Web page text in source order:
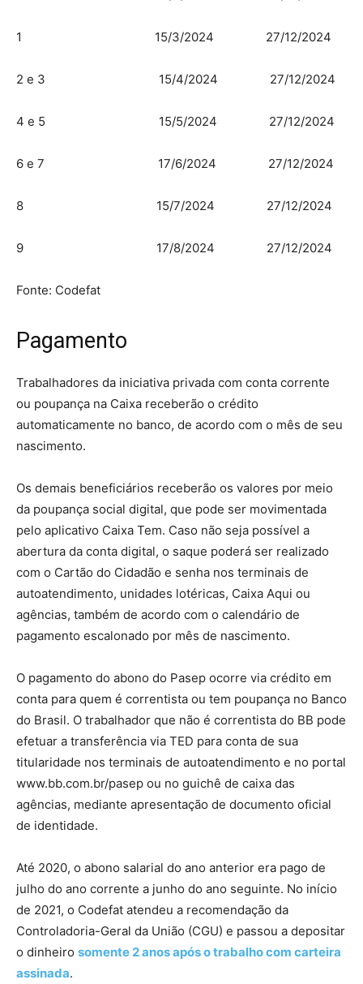
1 15/3/2024 27/12/2024
2 e 3 15/4/2024 27/12/2024
4 e 5 15/5/2024 27/12/2024
6 e 7 17/6/2024 27/12/2024
8 15/7/2024 27/12/2024
9 17/8/2024 27/12/2024
Fonte: Codefat
Pagamento
Trabalhadores da iniciativa privada com conta corrente
ou poupança na Caixa receberão o crédito
automaticamente no banco, de acordo com o mês de seu
nascimento.
Os demais beneficiários receberão os valores por meio
da poupança social digital, que pode ser movimentada
pelo aplicativo Caixa Tem. Caso não seja possível a
abertura da conta digital, o saque poderá ser realizado
com o Cartão do Cidadão e senha nos terminais de
autoatendimento, unidades lotéricas, Caixa Aqui ou
agências, também de acordo com o calendário de
pagamento escalonado por mês de nascimento.
O pagamento do abono do Pasep ocorre via crédito em
conta para quem é correntista ou tem poupança no Banco
do Brasil. O trabalhador que não é correntista do BB pode
efetuar a transferência via TED para conta de sua
titularidade nos terminais de autoatendimento e no portal
www.bb.com.br/pasep ou no guichê de caixa das
agências, mediante apresentação de documento oficial
de identidade.
Até 2020, o abono salarial do ano anterior era pago de
julho do ano corrente a junho do ano seguinte. No início
de 2021, o Codefat atendeu a recomendação da
Controladoria-Geral da União (CGU) e passou a depositar
o dinheiro somente 2 anos após o trabalho com carteira
assinada.